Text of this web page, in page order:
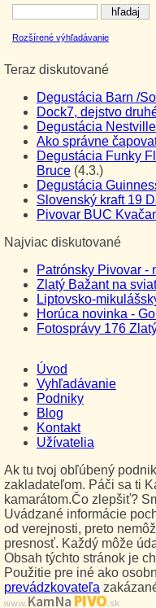
Rozšírené výhľadávanie
Teraz diskutované
Degustácia Barn /
Dock7, dejstvo
Degustácia
Ako správne
Degustácia Funky
Bruce (4.3.)
Degustácia
Slovenský kraft 19
Pivovar BUC
Najviac diskutované
Patrónsky Pivovar -
Zlatý Bažant na
Liptovsko-
Horúca novinka -
Fotosprávy 176
Úvod
Vyhľadávanie
Podniky
Blog
Kontakt
Užívatelia
Ak tu tvoj obľúbený
zakladateľom. Páči sa ti
kamarátom.Čo zlepšiť?
Uvádzané informácie
od verejnosti, preto
presnosť. Každý môže
Obsah týchto stránok je
Použitie pre iné ako
prevádzkovateľa
www.Kam NaPIVO.sk